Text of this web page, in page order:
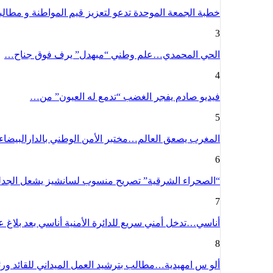
خطبة الجمعة الموحدة تدعو لتعزيز قيم المواطنة و
3
الحي المحمدي…علم وطني “مبهدل” يرف فوق جناح…
4
فيديو صادم يفجر الغضب “تدمع له العيون” من…
5
المغرب يصعق العالم…مختبر الأمن الوطني
6
“الصحراء الشرقية” تصريح منسوب لسانشيز يشعل
7
أناسي…تدخل أمني سريع للدائرة الأمنية أناسي بعد
8
ألو س امهيدية…مطالب بترشيد العمل الميداني للقائد